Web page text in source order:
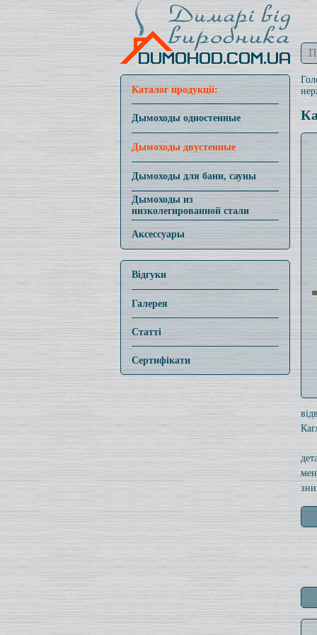
Каталог продукції:
Дымоходы одностенные
Дымоходы двустенные
Дымоходы для бани, сауны
Дымоходы из
низколегированной стали
Аксессуары
Відгуки
Галерея
Статті
Сертифікати